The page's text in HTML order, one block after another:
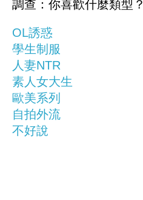
調查：你喜歡什麼類型？
OL誘惑
學生制服
人妻NTR
素人女大生
歐美系列
自拍外流
不好說